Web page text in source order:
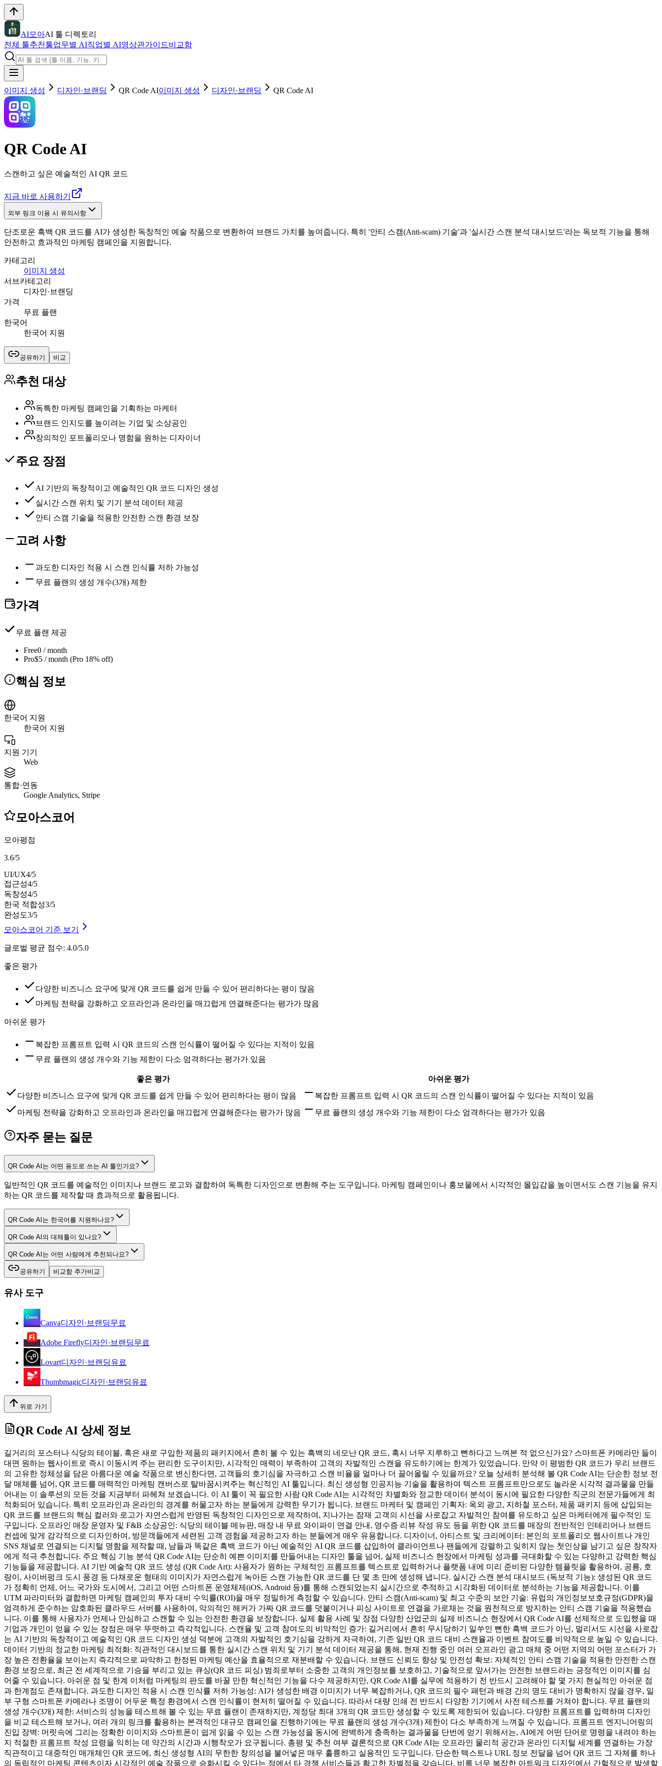
AI모아AI 툴 디렉토리
전체 툴추천툴업무별 AI직업별 AI영상관가이드비교함
이미지 생성 디자인·브랜딩 QR Code AI이미지 생성 디자인·브랜딩 QR Code AI
QR Code AI
스캔하고 싶은 예술적인 AI QR 코드
지금 바로 사용하기
외부 링크 이용 시 유의사항
단조로운 흑백 QR 코드를 AI가 생성한 독창적인 예술 작품으로 변환하여 브랜드 가치를 높여줍니다. 특히 '안티 스캠(Anti-scam) 기술'과 '실시간 스캔 분석 대시보드'라는 독보적 기능을 통해
안전하고 효과적인 마케팅 캠페인을 지원합니다.
카테고리
이미지 생성
서브카테고리
디자인·브랜딩
가격
무료 플랜
한국어
한국어 지원
공유하기 비교
추천 대상
독특한 마케팅 캠페인을 기획하는 마케터
브랜드 인지도를 높이려는 기업 및 소상공인
창의적인 포트폴리오나 명함을 원하는 디자이너
주요 장점
AI 기반의 독창적이고 예술적인 QR 코드 디자인 생성
실시간 스캔 위치 및 기기 분석 데이터 제공
안티 스캠 기술을 적용한 안전한 스캔 환경 보장
고려 사항
과도한 디자인 적용 시 스캔 인식률 저하 가능성
무료 플랜의 생성 개수(3개) 제한
가격
무료 플랜 제공
Free0 / month
Pro$5 / month (Pro 18% off)
핵심 정보
한국어 지원
한국어 지원
지원 기기
Web
통합·연동
Google Analytics, Stripe
모아스코어
모아평점
3.6/5
UI/UX4/5
접근성4/5
독창성4/5
한국 적합성3/5
완성도3/5
모아스코어 기준 보기
글로벌 평균 점수: 4.0/5.0
좋은 평가
다양한 비즈니스 요구에 맞게 QR 코드를 쉽게 만들 수 있어 편리하다는 평이 많음
마케팅 전략을 강화하고 오프라인과 온라인을 매끄럽게 연결해준다는 평가가 많음
아쉬운 평가
복잡한 프롬프트 입력 시 QR 코드의 스캔 인식률이 떨어질 수 있다는 지적이 있음
무료 플랜의 생성 개수와 기능 제한이 다소 엄격하다는 평가가 있음
좋은 평가
아쉬운 평가
다양한 비즈니스 요구에 맞게 QR 코드를 쉽게 만들 수 있어 편리하다는 평이 많음
복잡한 프롬프트 입력 시 QR 코드의 스캔 인식률이 떨어질 수 있다는 지적이 있음
마케팅 전략을 강화하고 오프라인과 온라인을 매끄럽게 연결해준다는 평가가 많음
무료 플랜의 생성 개수와 기능 제한이 다소 엄격하다는 평가가 있음
자주 묻는 질문
QR Code AI는 어떤 용도로 쓰는 AI 툴인가요?
일반적인 QR 코드를 예술적인 이미지나 브랜드 로고와 결합하여 독특한 디자인으로 변환해 주는 도구입니다. 마케팅 캠페인이나 홍보물에서 시각적인 몰입감을 높이면서도 스캔 기능을 유지
하는 QR 코드를 제작할 때 효과적으로 활용됩니다.
QR Code AI는 한국어를 지원하나요?
QR Code AI의 대체툴이 있나요?
QR Code AI는 어떤 사람에게 추천되나요?
공유하기 비교함 추가비교
유사 도구
Canva디자인·브랜딩무료
Adobe Firefly디자인·브랜딩무료
Lovart디자인·브랜딩유료
Thumbmagic디자인·브랜딩유료
위로 가기
QR Code AI 상세 정보
길거리의 포스터나 식당의 테이블, 혹은 새로 구입한 제품의 패키지에서 흔히 볼 수 있는 흑백의 네모난 QR 코드, 혹시 너무 지루하고 뻔하다고 느껴본 적 없으신가요? 스마트폰 카메라만 들이
대면 원하는 웹사이트로 즉시 이동시켜 주는 편리한 도구이지만, 시각적인 매력이 부족하여 고객의 자발적인 스캔을 유도하기에는 한계가 있었습니다. 만약 이 평범한 QR 코드가 우리 브랜드
의 고유한 정체성을 담은 아름다운 예술 작품으로 변신한다면, 고객들의 호기심을 자극하고 스캔 비율을 얼마나 더 끌어올릴 수 있을까요? 오늘 상세히 분석해 볼 QR Code AI는 단순한 정보 전
달 매체를 넘어, QR 코드를 매력적인 마케팅 캔버스로 탈바꿈시켜주는 혁신적인 AI 툴입니다. 최신 생성형 인공지능 기술을 활용하여 텍스트 프롬프트만으로도 놀라운 시각적 결과물을 만들
어내는 이 솔루션의 모든 것을 지금부터 파헤쳐 보겠습니다. 이 AI 툴이 꼭 필요한 사람 QR Code AI는 시각적인 차별화와 정교한 데이터 분석이 동시에 필요한 다양한 직군의 전문가들에게 최
적화되어 있습니다. 특히 오프라인과 온라인의 경계를 허물고자 하는 분들에게 강력한 무기가 됩니다. 브랜드 마케터 및 캠페인 기획자: 옥외 광고, 지하철 포스터, 제품 패키지 등에 삽입되는
QR 코드를 브랜드의 핵심 컬러와 로고가 자연스럽게 반영된 독창적인 디자인으로 제작하여, 지나가는 잠재 고객의 시선을 사로잡고 자발적인 참여를 유도하고 싶은 마케터에게 필수적인 도
구입니다. 오프라인 매장 운영자 및 F&B 소상공인: 식당의 테이블 메뉴판, 매장 내 무료 와이파이 연결 안내, 영수증 리뷰 작성 유도 등을 위한 QR 코드를 매장의 전반적인 인테리어나 브랜드
컨셉에 맞게 감각적으로 디자인하여, 방문객들에게 세련된 고객 경험을 제공하고자 하는 분들에게 매우 유용합니다. 디자이너, 아티스트 및 크리에이터: 본인의 포트폴리오 웹사이트나 개인
SNS 채널로 연결되는 디지털 명함을 제작할 때, 남들과 똑같은 흑백 코드가 아닌 예술적인 AI QR 코드를 삽입하여 클라이언트나 팬들에게 강렬하고 잊히지 않는 첫인상을 남기고 싶은 창작자
에게 적극 추천합니다. 주요 핵심 기능 분석 QR Code AI는 단순히 예쁜 이미지를 만들어내는 디자인 툴을 넘어, 실제 비즈니스 현장에서 마케팅 성과를 극대화할 수 있는 다양하고 강력한 핵심
기능들을 제공합니다. AI 기반 예술적 QR 코드 생성 (QR Code Art): 사용자가 원하는 구체적인 프롬프트를 텍스트로 입력하거나 플랫폼 내에 미리 준비된 다양한 템플릿을 활용하여, 공룡, 호
랑이, 사이버펑크 도시 풍경 등 다채로운 형태의 이미지가 자연스럽게 녹아든 스캔 가능한 QR 코드를 단 몇 초 만에 생성해 냅니다. 실시간 스캔 분석 대시보드 (독보적 기능): 생성된 QR 코드
가 정확히 언제, 어느 국가와 도시에서, 그리고 어떤 스마트폰 운영체제(iOS, Android 등)를 통해 스캔되었는지 실시간으로 추적하고 시각화된 데이터로 분석하는 기능을 제공합니다. 이를
UTM 파라미터와 결합하면 마케팅 캠페인의 투자 대비 수익률(ROI)을 매우 정밀하게 측정할 수 있습니다. 안티 스캠(Anti-scam) 및 최고 수준의 보안 기술: 유럽의 개인정보보호규정(GDPR)을
엄격하게 준수하는 암호화된 클라우드 서버를 사용하여, 악의적인 해커가 가짜 QR 코드를 덧붙이거나 피싱 사이트로 연결을 가로채는 것을 원천적으로 방지하는 안티 스캠 기술을 적용했습
니다. 이를 통해 사용자가 언제나 안심하고 스캔할 수 있는 안전한 환경을 보장합니다. 실제 활용 사례 및 장점 다양한 산업군의 실제 비즈니스 현장에서 QR Code AI를 선제적으로 도입했을 때
기업과 개인이 얻을 수 있는 장점은 매우 뚜렷하고 즉각적입니다. 스캔율 및 고객 참여도의 비약적인 증가: 길거리에서 흔히 무시당하기 일쑤인 뻔한 흑백 코드가 아닌, 멀리서도 시선을 사로잡
는 AI 기반의 독창적이고 예술적인 QR 코드 디자인 생성 덕분에 고객의 자발적인 호기심을 강하게 자극하여, 기존 일반 QR 코드 대비 스캔율과 이벤트 참여도를 비약적으로 높일 수 있습니다.
데이터 기반의 정교한 마케팅 최적화: 직관적인 대시보드를 통한 실시간 스캔 위치 및 기기 분석 데이터 제공을 통해, 현재 진행 중인 여러 오프라인 광고 매체 중 어떤 지역의 어떤 포스터가 가
장 높은 전환율을 보이는지 즉각적으로 파악하고 한정된 마케팅 예산을 효율적으로 재분배할 수 있습니다. 브랜드 신뢰도 향상 및 안전성 확보: 자체적인 안티 스캠 기술을 적용한 안전한 스캔
환경 보장으로, 최근 전 세계적으로 기승을 부리고 있는 큐싱(QR 코드 피싱) 범죄로부터 소중한 고객의 개인정보를 보호하고, 기술적으로 앞서가는 안전한 브랜드라는 긍정적인 이미지를 심
어줄 수 있습니다. 아쉬운 점 및 한계 이처럼 마케팅의 판도를 바꿀 만한 혁신적인 기능을 다수 제공하지만, QR Code AI를 실무에 적용하기 전 반드시 고려해야 할 몇 가지 현실적인 아쉬운 점
과 한계점도 존재합니다. 과도한 디자인 적용 시 스캔 인식률 저하 가능성: AI가 생성한 배경 이미지가 너무 복잡하거나, QR 코드의 필수 패턴과 배경 간의 명도 대비가 명확하지 않을 경우, 일
부 구형 스마트폰 카메라나 조명이 어두운 특정 환경에서 스캔 인식률이 현저히 떨어질 수 있습니다. 따라서 대량 인쇄 전 반드시 다양한 기기에서 사전 테스트를 거쳐야 합니다. 무료 플랜의
생성 개수(3개) 제한: 서비스의 성능을 테스트해 볼 수 있는 무료 플랜이 존재하지만, 계정당 최대 3개의 QR 코드만 생성할 수 있도록 제한되어 있습니다. 다양한 프롬프트를 입력하며 디자인
을 비교 테스트해 보거나, 여러 개의 링크를 활용하는 본격적인 대규모 캠페인을 진행하기에는 무료 플랜의 생성 개수(3개) 제한이 다소 부족하게 느껴질 수 있습니다. 프롬프트 엔지니어링의
진입 장벽: 머릿속에 그리는 정확한 이미지와 스마트폰이 쉽게 읽을 수 있는 스캔 가능성을 동시에 완벽하게 충족하는 결과물을 단번에 얻기 위해서는, AI에게 어떤 단어로 명령을 내려야 하는
지 적절한 프롬프트 작성 요령을 익히는 데 약간의 시간과 시행착오가 요구됩니다. 총평 및 추천 여부 결론적으로 QR Code AI는 오프라인 물리적 공간과 온라인 디지털 세계를 연결하는 가장
직관적이고 대중적인 매개체인 QR 코드에, 최신 생성형 AI의 무한한 창의성을 불어넣은 매우 훌륭하고 실용적인 도구입니다. 단순한 텍스트나 URL 정보 전달을 넘어 QR 코드 그 자체를 하나
의 독립적인 마케팅 콘텐츠이자 시각적인 예술 작품으로 승화시킬 수 있다는 점에서 타 경쟁 서비스들과 확고한 차별점을 갖습니다. 비록 너무 복잡한 아트워크 디자인에서 간헐적으로 발생할